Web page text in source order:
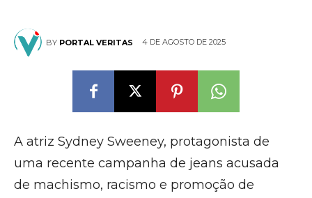
BY PORTAL VERITAS 4 DE AGOSTO DE 2025
A atriz Sydney Sweeney, protagonista de
uma recente campanha de jeans acusada
de machismo, racismo e promoção de